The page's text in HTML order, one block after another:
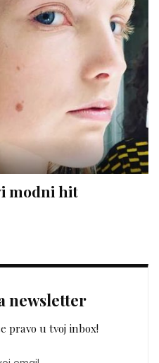
modni hit
newsletter
pravo u tvoj inbox!